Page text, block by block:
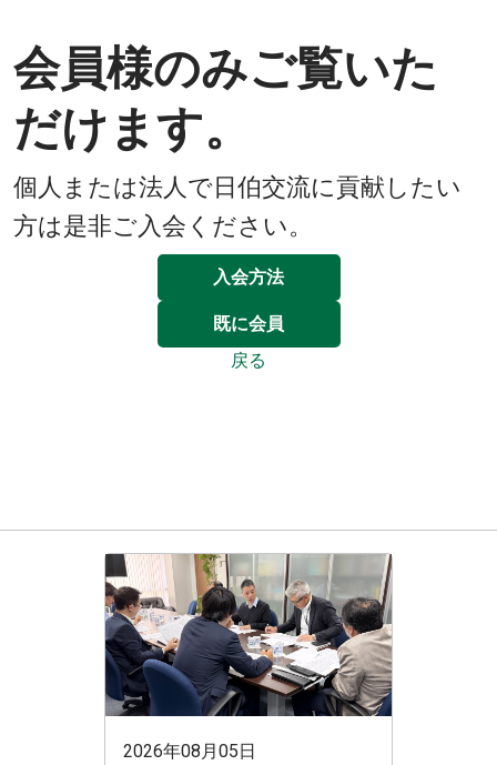
会員様のみご覧いた
だけます。
個人または法人で日伯交流に貢献したい
方は是非ご入会ください。
入会方法
既に会員
戻る
2026年08月05日